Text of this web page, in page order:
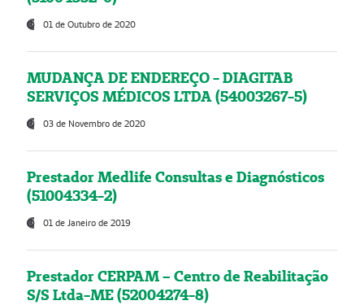
01 de Outubro de 2020
MUDANÇA DE ENDEREÇO - DIAGITAB
SERVIÇOS MÉDICOS LTDA (54003267-5)
03 de Novembro de 2020
Prestador Medlife Consultas e Diagnósticos
(51004334-2)
01 de Janeiro de 2019
Prestador CERPAM – Centro de Reabilitação
S/S Ltda-ME (52004274-8)